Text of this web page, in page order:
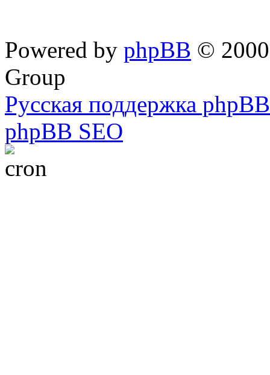
Powered by phpBB ©
Group
Русская поддержка phpBB
phpBB SEO